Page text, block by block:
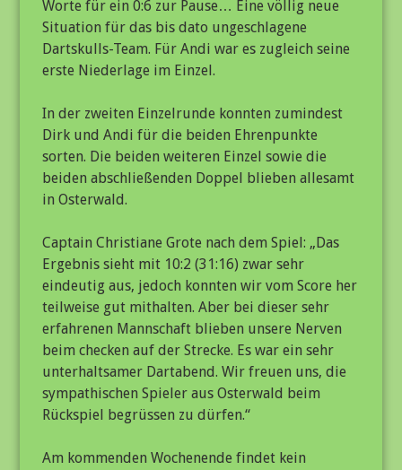
Worte für ein 0:6 zur Pause… Eine völlig neue
Situation für das bis dato ungeschlagene
Dartskulls-Team. Für Andi war es zugleich seine
erste Niederlage im Einzel.
In der zweiten Einzelrunde konnten zumindest
Dirk und Andi für die beiden Ehrenpunkte
sorten. Die beiden weiteren Einzel sowie die
beiden abschließenden Doppel blieben allesamt
in Osterwald.
Captain Christiane Grote nach dem Spiel: „Das
Ergebnis sieht mit 10:2 (31:16) zwar sehr
eindeutig aus, jedoch konnten wir vom Score her
teilweise gut mithalten. Aber bei dieser sehr
erfahrenen Mannschaft blieben unsere Nerven
beim checken auf der Strecke. Es war ein sehr
unterhaltsamer Dartabend. Wir freuen uns, die
sympathischen Spieler aus Osterwald beim
Rückspiel begrüssen zu dürfen.“
Am kommenden Wochenende findet kein